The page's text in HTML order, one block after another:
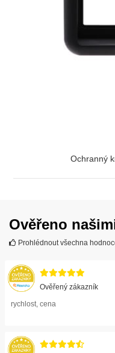
Ochranný
Ověřeno
Prohlédnout všechna
Ověřený zákazník
rychlost, cena